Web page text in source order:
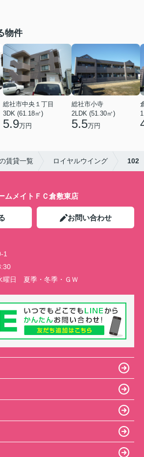
物件
総社市中央１丁目
3DK (61.18㎡)
5.9万円
総社市小寺
2LDK (51.30㎡)
5.5万円
賃貸一覧 ロイヤルウイング 102
ムメイトＦＣ倉敷東店
お問い合わせ
1
曜日 夏季・冬季・ＧＷ